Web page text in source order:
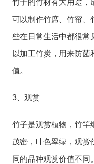
竹子的竹材有大用途，
可以制作竹席、竹帘、
些在日常生活中都很常
以加工竹炭，用来防菌
值。
3、观赏
竹子是观赏植物，竹竿
茂密，叶色翠绿，观赏
同的品种观赏价值不同